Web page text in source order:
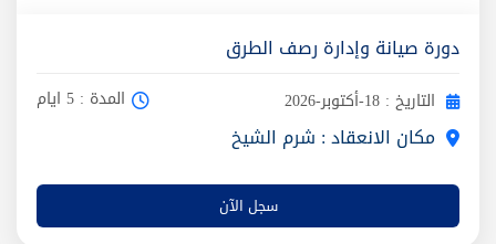
دورة صيانة وإدارة رصف الطرق
التاريخ : 18-أكتوبر-2026 المدة : 5 ايام
مكان الانعقاد : شرم الشيخ
سجل الآن